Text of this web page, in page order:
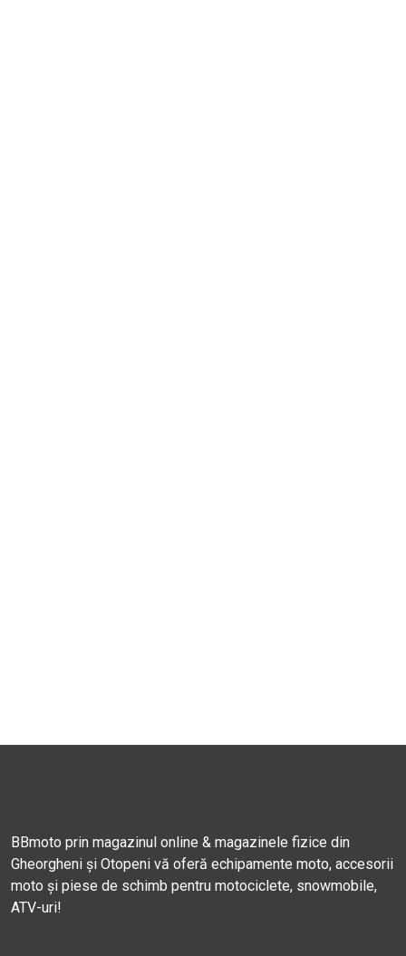
BBmoto prin magazinul online & magazinele fizice din
Gheorgheni și Otopeni vă oferă echipamente moto, accesorii
moto și piese de schimb pentru motociclete, snowmobile,
ATV-uri!